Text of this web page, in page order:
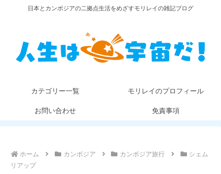
日本とカンボジアの二拠点生活をめざすモリレイの雑記ブログ
カテゴリー一覧 モリレイのプロフィール
お問い合わせ 免責事項
ホーム カンボジア カンボジア旅行
シェム
リアップ